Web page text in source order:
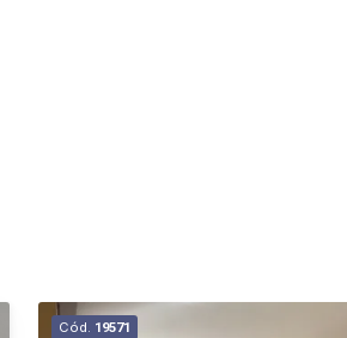
Cód. 19571